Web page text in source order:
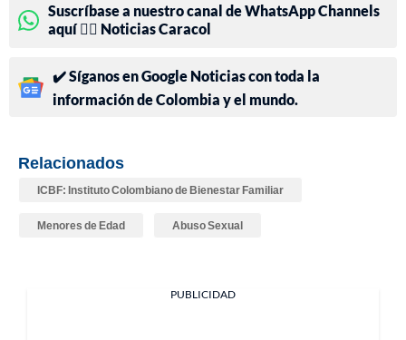
Suscríbase a nuestro canal de WhatsApp Channels
aquí 👉🏻 Noticias Caracol
✔️ Síganos en Google Noticias con toda la
información de Colombia y el mundo.
Relacionados
ICBF: Instituto Colombiano de Bienestar Familiar
Menores de Edad Abuso Sexual
PUBLICIDAD